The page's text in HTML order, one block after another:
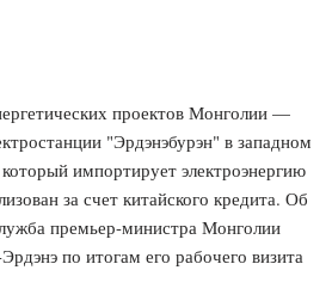
проектов Монголии —
"Эрдэнэбурэн" в западном
импортирует электроэнергию
за счет китайского кредита. Об
премьер-министра Монголии
по итогам его рабочего визита